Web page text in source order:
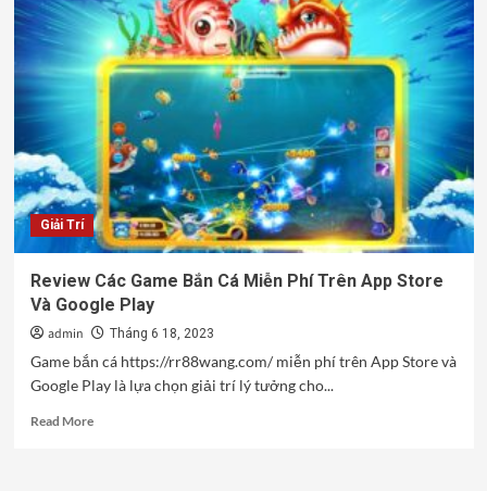
khi
chăm
sóc
già
bị
biến
Giải Trí
Review Các Game Bắn Cá Miễn Phí Trên App Store
Và Google Play
admin Tháng 6 18, 2023
Game bắn cá https://rr88wang.com/ miễn phí trên App Store và
Google Play là lựa chọn giải trí lý tưởng cho...
Read MoreRead